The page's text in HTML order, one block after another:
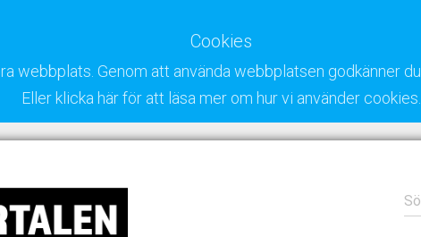
Cookies
webbplats. Genom att använda webbplatsen godkänner
Eller klicka här för att läsa mer om hur vi använder cookies.